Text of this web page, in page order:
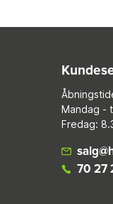
Mandag -
Fredag:
70 27